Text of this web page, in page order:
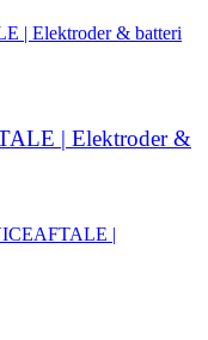
| Elektroder &